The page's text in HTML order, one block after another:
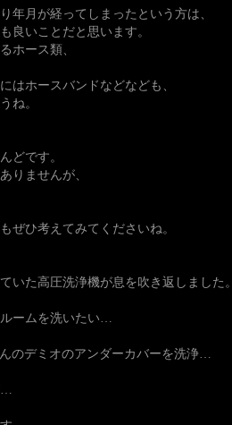
年月が経ってしまったという方は、
良いことだと思います。
ホース類、
はホースバンドなどなども、
ね。
どです。
りませんが、
ぜひ考えてみてくださいね。
いた高圧洗浄機が息を吹き返しました。
ームを洗いたい…
のデミオのアンダーカバーを洗浄…
…